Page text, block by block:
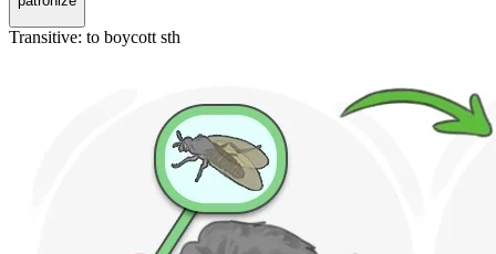
Transitive: to boycott sth